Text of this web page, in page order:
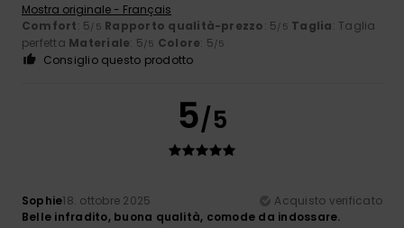
Mostra originale - Français
Comfort: 5/5 Rapporto qualità-prezzo: 5/5 Taglia: Taglia
perfetta Materiale: 5/5 Colore: 5/5
Consiglio questo prodotto
5/5
Sophie18. ottobre 2025
Acquisto verificato
Belle infradito, buona qualità, comode da indossare.